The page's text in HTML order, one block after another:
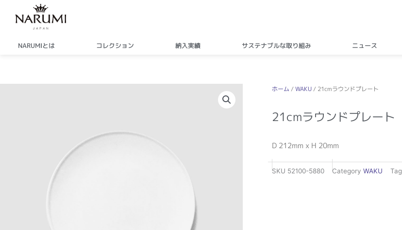
プ
NARUMIとは コレクション 納入実績 サステナブルな取り組み ニュース
ホーム /WAKU / 21cmラウンドプレート
21cmラウンドプレート
D 212mm x H 20mm
SKU 52100-5880 Category WAKU Tag